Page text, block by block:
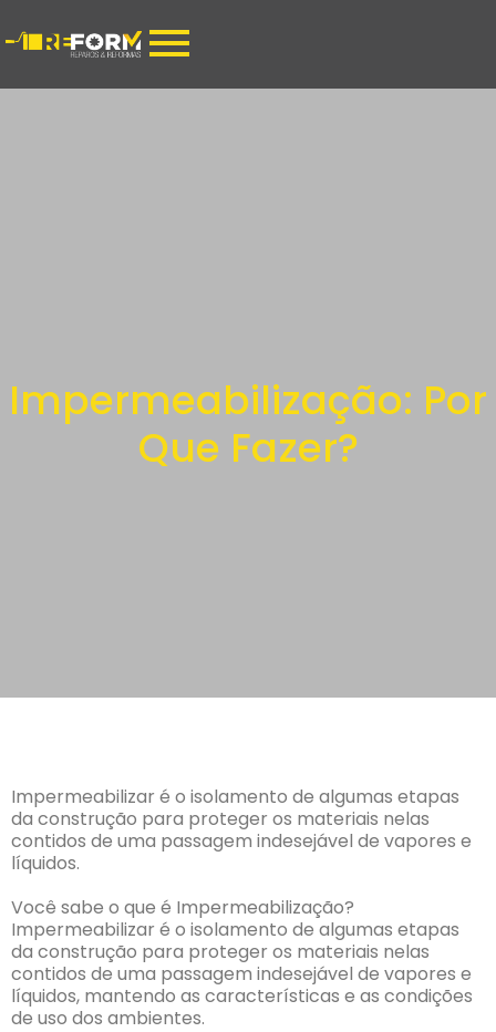
Impermeabilização: Por
Que Fazer?
Impermeabilizar é o isolamento de algumas etapas
da construção para proteger os materiais nelas
contidos de uma passagem indesejável de vapores e
líquidos.
Você sabe o que é Impermeabilização?
Impermeabilizar é o isolamento de algumas etapas
da construção para proteger os materiais nelas
contidos de uma passagem indesejável de vapores e
líquidos, mantendo as características e as condições
de uso dos ambientes.